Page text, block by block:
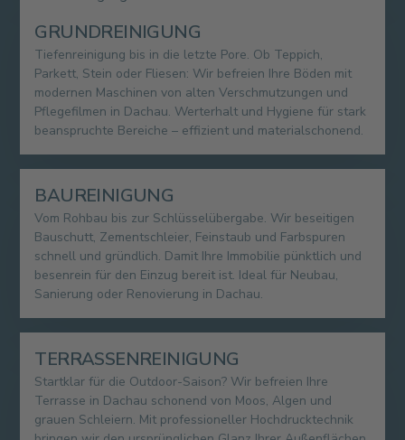
GRUNDREINIGUNG
Tiefenreinigung bis in die letzte Pore. Ob Teppich,
Parkett, Stein oder Fliesen: Wir befreien Ihre Böden mit
modernen Maschinen von alten Verschmutzungen und
Pflegefilmen in Dachau. Werterhalt und Hygiene für stark
beanspruchte Bereiche – effizient und materialschonend.
BAUREINIGUNG
Vom Rohbau bis zur Schlüsselübergabe. Wir beseitigen
Bauschutt, Zementschleier, Feinstaub und Farbspuren
schnell und gründlich. Damit Ihre Immobilie pünktlich und
besenrein für den Einzug bereit ist. Ideal für Neubau,
Sanierung oder Renovierung in Dachau.
TERRASSENREINIGUNG
Startklar für die Outdoor-Saison? Wir befreien Ihre
Terrasse in Dachau schonend von Moos, Algen und
grauen Schleiern. Mit professioneller Hochdrucktechnik